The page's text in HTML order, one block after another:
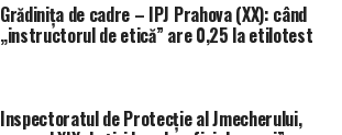
Grădinița de cadre – IPJ Prahova (XX): când
„instructorul de etică” are 0,25 la etilotest
Inspectoratul de Protecție al Jmecherului,